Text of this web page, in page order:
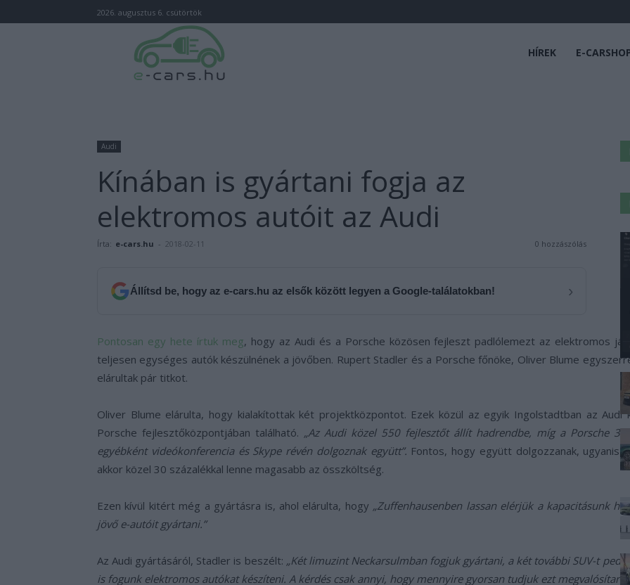
2026. augusztus 6. csütörtök
HÍREK E-
Audi
Kínában is gyártani fogja az
elektromos autóit az Audi
Írta: e-cars.hu - 2018-02-11 0 hozzászólás
Állítsd be, hogy az e-cars.hu az elsők között legyen a Google-találatokban! ›
Pontosan egy hete írtuk meg, hogy az Audi és a Porsche közösen fejleszt padlólemezt az elektromos
teljesen egységes autók készülnének a jövőben. Rupert Stadler és a Porsche főnöke, Oliver Blume
elárultak pár titkot.
Oliver Blume elárulta, hogy kialakítottak két projektközpontot. Ezek közül az egyik Ingolstadtban az Audi
Porsche fejlesztőközpontjában található. „Az Audi közel 550 fejlesztőt állít hadrendbe, míg a Porsche
egyébként videókonferencia és Skype révén dolgoznak együtt”. Fontos, hogy együtt dolgozzanak, ugyanis
akkor közel 30 százalékkal lenne magasabb az összköltség.
Ezen kívül kitért még a gyártásra is, ahol elárulta, hogy „Zuffenhausenben lassan elérjük a kapacitásunk
jövő e-autóit gyártani.”
Az Audi gyártásáról, Stadler is beszélt: „Két limuzint Neckarsulmban fogjuk gyártani, a két további SUV-t
is fogunk elektromos autókat készíteni. A kérdés csak annyi, hogy mennyire gyorsan tudjuk ezt megvalósítani.”